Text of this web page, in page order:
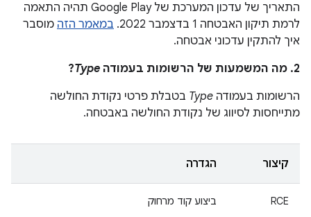
התאריך של עדכון המערכת של Google Play תהיה התאמה
לרמת תיקון האבטחה 1 בדצמבר 2022.
במאמר הזה מוסבר
איך להתקין עדכוני אבטחה.
2. מה המשמעות של הרשומות בעמודה
Type
?
הרשומות בעמודה Type בטבלת פרטי נקודת החולשה
מתייחסות לסיווג של נקודת החולשה באבטחה.
קיצור הגדרה
RCE ביצוע קוד מרחוק